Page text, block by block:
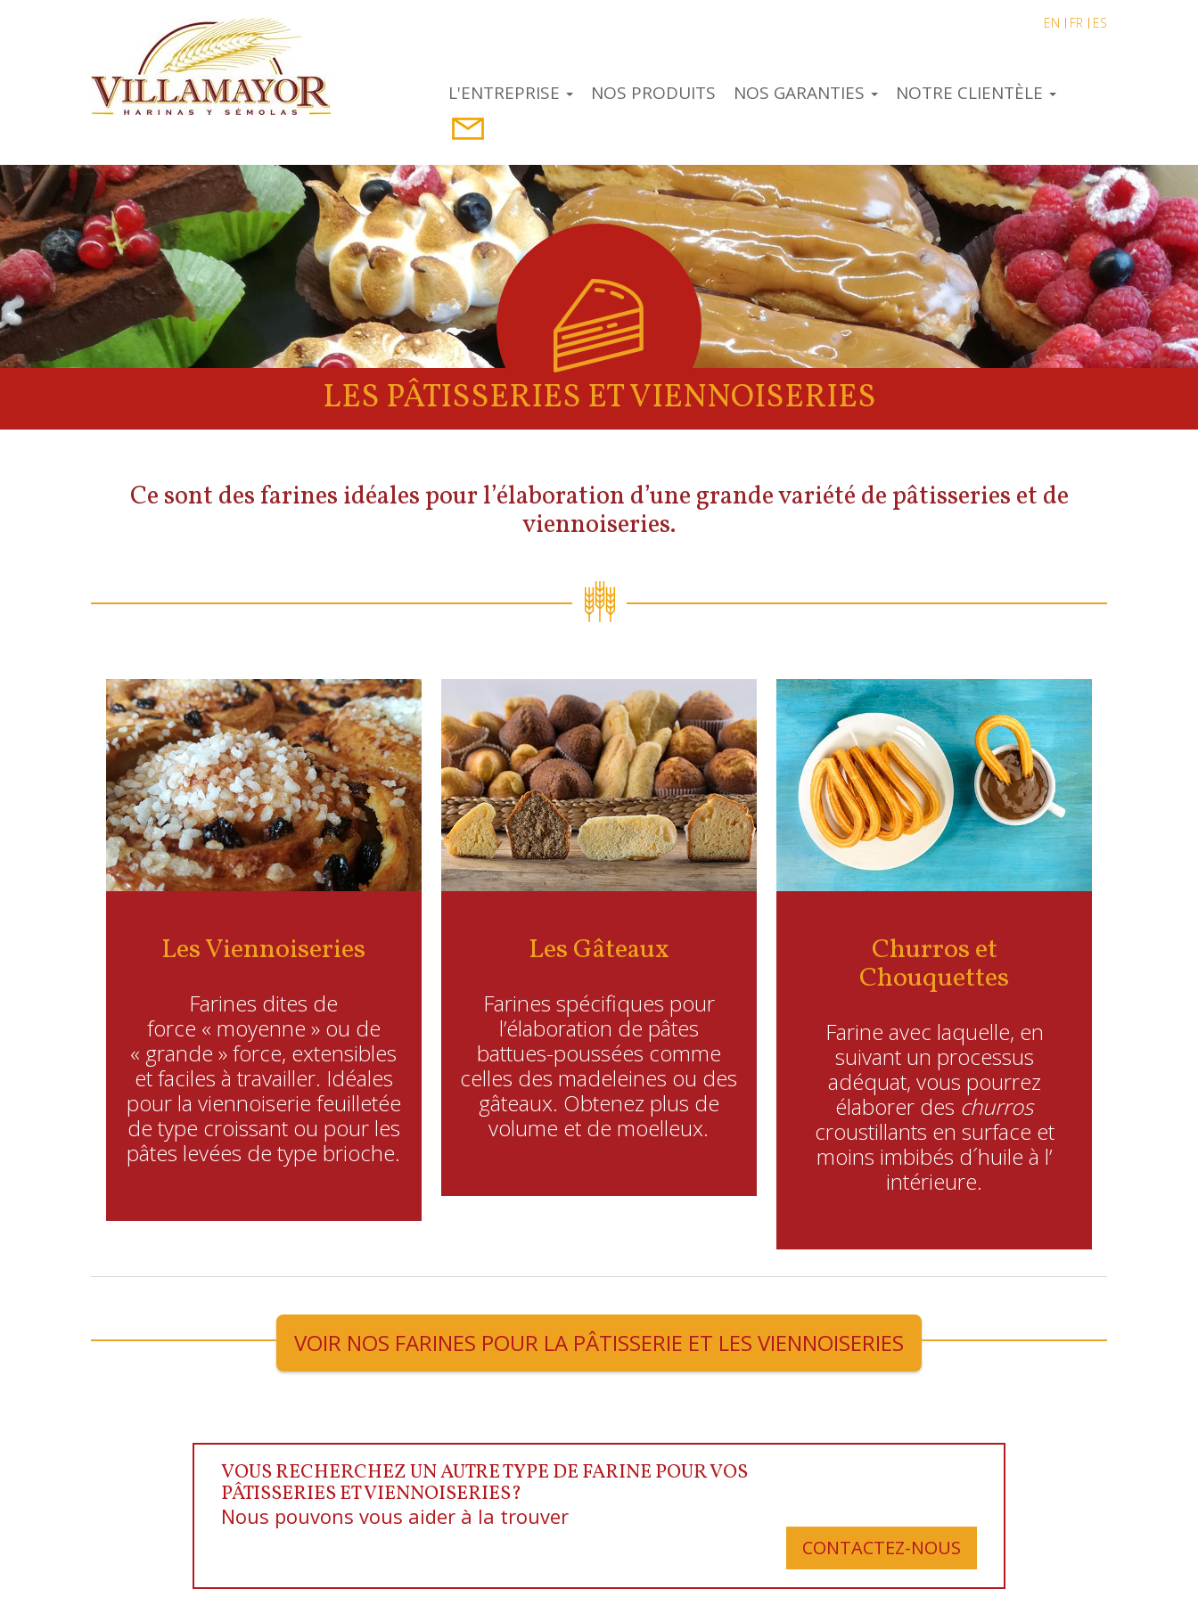
EN FR ES
L'ENTREPRISE NOS PRODUITS NOS GARANTIES NOTRE CLIENTÈLE
LES PÂTISSERIES ET VIENNOISERIES
Ce sont des farines idéales pour l’élaboration d’une grande variété de pâtisseries et de
viennoiseries.
Les Viennoiseries
Farines dites de
force « moyenne » ou de
« grande » force, extensibles
et faciles à travailler. Idéales
pour la viennoiserie feuilletée
de type croissant ou pour les
pâtes levées de type brioche.
Les Gâteaux
Farines spécifiques pour
l’élaboration de pâtes
battues-poussées comme
celles des madeleines ou des
gâteaux. Obtenez plus de
volume et de moelleux.
Churros et
Chouquettes
Farine avec laquelle, en
suivant un processus
adéquat, vous pourrez
élaborer des churros
croustillants en surface et
moins imbibés d´huile à l’
intérieure.
VOIR NOS FARINES POUR LA PÂTISSERIE ET LES VIENNOISERIES
VOUS RECHERCHEZ UN AUTRE TYPE DE FARINE POUR VOS
PÂTISSERIES ET VIENNOISERIES?
Nous pouvons vous aider à la trouver
CONTACTEZ-NOUS